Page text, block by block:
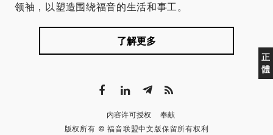
正
體
领袖，以塑造围绕福音的生活和事工。
了解更多
内容许可授权
奉献
版权所有 © 福音联盟中文版保留所有权利